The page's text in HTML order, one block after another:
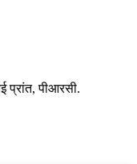
प्रांत, पीआरसी.